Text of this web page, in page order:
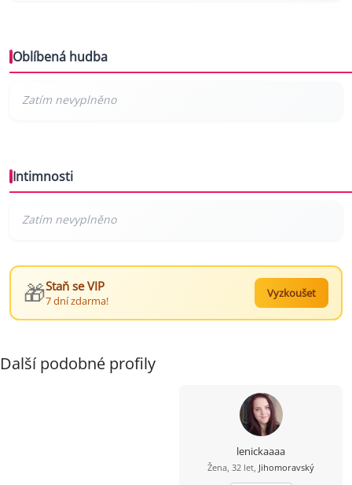
Oblíbená hudba
Intimnosti
🎁Staň se VIP
7 dní zdarma!
Vyzkoušet
Další podobné profily
lenickaaaa
Žena, 32 let, Jihomoravský